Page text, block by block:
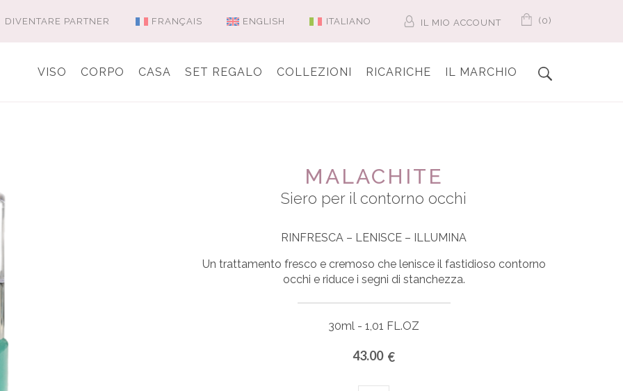
DIVENTARE PARTNER FRANÇAIS ENGLISH ITALIANO IL MIO ACCOUNT (0)
VISO CORPO CASA SET REGALO COLLEZIONI RICARICHE IL MARCHIO
MALACHITE
Siero per il contorno occhi
RINFRESCA – LENISCE – ILLUMINA
Un trattamento fresco e cremoso che lenisce il fastidioso contorno
occhi e riduce i segni di stanchezza.
30ml - 1,01 FL.OZ
43.00 €